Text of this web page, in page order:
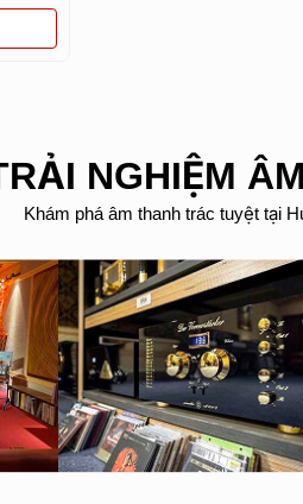
NGHIỆM
Khám phá âm thanh trác tuyệt tại